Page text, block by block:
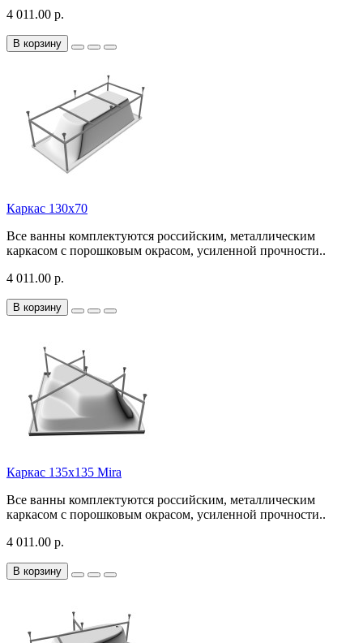
4 011.00 р.
В корзину
Каркас 130х70
Все ванны комплектуются российским, металлическим
каркасом с порошковым окрасом, усиленной прочности..
4 011.00 р.
В корзину
Каркас 135х135 Mira
Все ванны комплектуются российским, металлическим
каркасом с порошковым окрасом, усиленной прочности..
4 011.00 р.
В корзину